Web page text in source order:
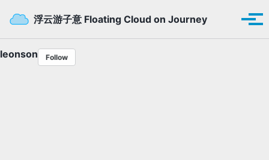
浮云游子意 Floating Cloud on Journey
Toggle
leonson Follow